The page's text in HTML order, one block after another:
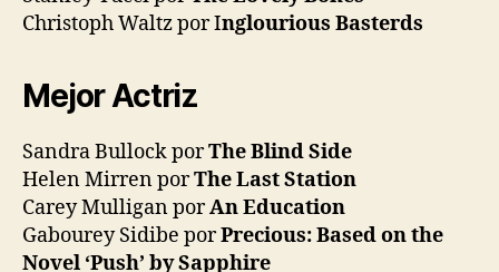
Christoph Waltz por Inglourious Basterds
Mejor Actriz
Sandra Bullock porThe Blind Side
Helen Mirren porThe Last Station
Carey Mulligan porAn Education
Gabourey Sidibe porPrecious: Based on the
Novel ‘Push’ by Sapphire